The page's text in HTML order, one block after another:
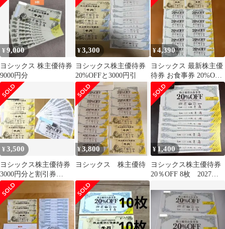
¥9,000
ヨシックス 株主優待券
9000円分
¥3,300
ヨシックス株主優待券
20%OFFと3000円引
¥4,390
ヨシックス 最新株主優
待券 お食事券 20%OFF
10枚1000円券3枚
¥3,500
ヨシックス株主優待券
3000円分と割引券
20%OFF 10枚
¥3,800
ヨシックス 株主優待
¥1,400
ヨシックス株主優待券
20％OFF 8枚 2027年1